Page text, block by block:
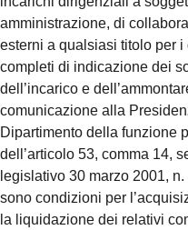
amministrazione, di
esterni a qualsiasi titolo per
completi di indicazione dei
dell’incarico e
comunicazione alla
Dipartimento della funzione
dell’articolo 53, comma 14,
legislativo 30 marzo 2001,
sono condizioni per
la liquidazione dei relativi